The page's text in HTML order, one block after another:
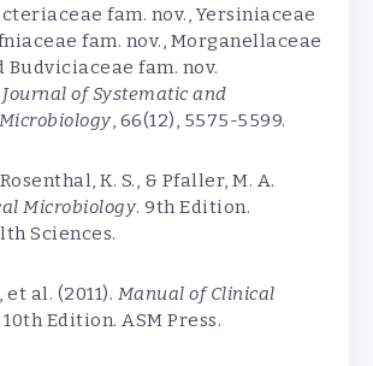
fam. nov., Yersiniaceae
fam. nov., Morganellaceae
Budviciaceae fam. nov.
of Systematic and
, 66(12), 5575-5599.
K. S., & Pfaller, M. A.
Microbiology. 9th Edition.
Sciences.
al. (2011). Manual of Clinical
10th Edition. ASM Press.